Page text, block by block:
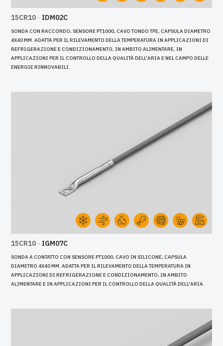
15CR10 - IDM02C
SONDA CON RACCORDO, SENSORE PT1000, CAVO TONDO TPE, CAPSULA DIAMETRO
4X40 MM. ADATTA PER IL RILEVAMENTO DELLA TEMPERATURA IN APPLICAZIONI DI
REFRIGERAZIONE E CONDIZIONAMENTO, IN AMBITO ALIMENTARE, IN
APPLICAZIONI PER IL CONTROLLO DELLA QUALITÀ DELL'ARIA E NEL CAMPO DELLE
ENERGIE RINNOVABILI.
15CR10 - IGM07C
SONDA A CONTATTO CON SENSORE PT1000, CAVO IN SILICONE, CAPSULA
DIAMETRO 4X40 MM. ADATTA PER IL RILEVAMENTO DELLA TEMPERATURA IN
APPLICAZIONI DI REFRIGERAZIONE E CONDIZIONAMENTO, IN AMBITO
ALIMENTARE E IN APPLICAZIONI PER IL CONTROLLO DELLA QUALITÀ DELL'ARIA.